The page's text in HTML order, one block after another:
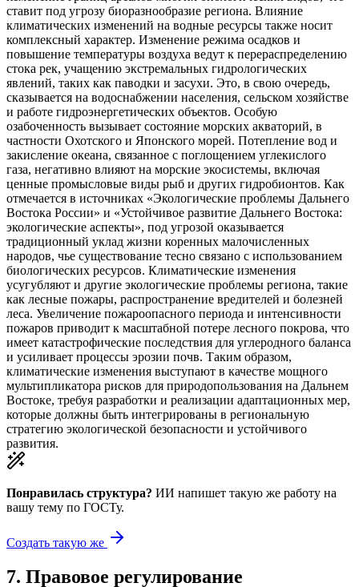
ставит под угрозу биоразнообразие региона. Влияние
климатических изменений на водные ресурсы также носит
комплексный характер. Изменение режима осадков и
повышение температуры воздуха ведут к перераспределению
стока рек, учащению экстремальных гидрологических
явлений, таких как паводки и засухи. Это, в свою очередь,
сказывается на водоснабжении населения, сельском хозяйстве
и работе гидроэнергетических объектов. Особую
озабоченность вызывает состояние морских акваторий, в
частности Охотского и Японского морей. Потепление вод и
закисление океана, связанное с поглощением углекислого
газа, негативно влияют на морские экосистемы, включая
ценные промысловые виды рыб и других гидробионтов. Как
отмечается в источниках «Экологические проблемы Дальнего
Востока России» и «Устойчивое развитие Дальнего Востока:
экологические аспекты», под угрозой оказывается
традиционный уклад жизни коренных малочисленных
народов, чье существование тесно связано с использованием
биологических ресурсов. Климатические изменения
усугубляют и другие экологические проблемы региона, такие
как лесные пожары, распространение вредителей и болезней
леса. Увеличение пожароопасного периода и интенсивности
пожаров приводит к масштабной потере лесного покрова, что
имеет катастрофические последствия для углеродного баланса
и усиливает процессы эрозии почв. Таким образом,
климатические изменения выступают в качестве мощного
мультипликатора рисков для природопользования на Дальнем
Востоке, требуя разработки и реализации адаптационных мер,
которые должны быть интегрированы в региональную
стратегию экологической безопасности и устойчивого
развития.
Понравилась структура? ИИ напишет такую же работу на
вашу тему по ГОСТу.
Создать такую же
7. Правовое регулирование